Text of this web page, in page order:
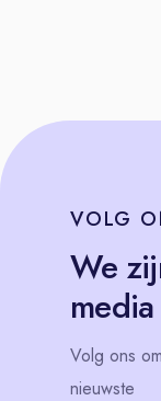
VOLG
We
media
Volg ons
nieuwste